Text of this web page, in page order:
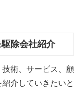
除会社紹介
術、サービス、顧
介していきたいと